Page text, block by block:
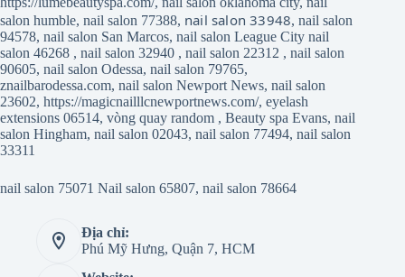
salon humble, nail salon 77388, nail salon 33948,nail salon
94578, nail salon San Marcos, nail salon League City nail
salon 46268 , nail salon 32940 , nail salon 22312 , nail salon
90605, nail salon Odessa, nail salon 79765,
znailbarodessa.com, nail salon Newport News, nail salon
23602, https://magicnailllcnewportnews.com/, eyelash
extensions 06514, vòng quay random , Beauty spa Evans, nail
salon Hingham, nail salon 02043, nail salon 77494, nail salon
33311
nail salon 75071 Nail salon 65807, nail salon 78664
Địa chỉ:
Phú Mỹ Hưng, Quận 7, HCM